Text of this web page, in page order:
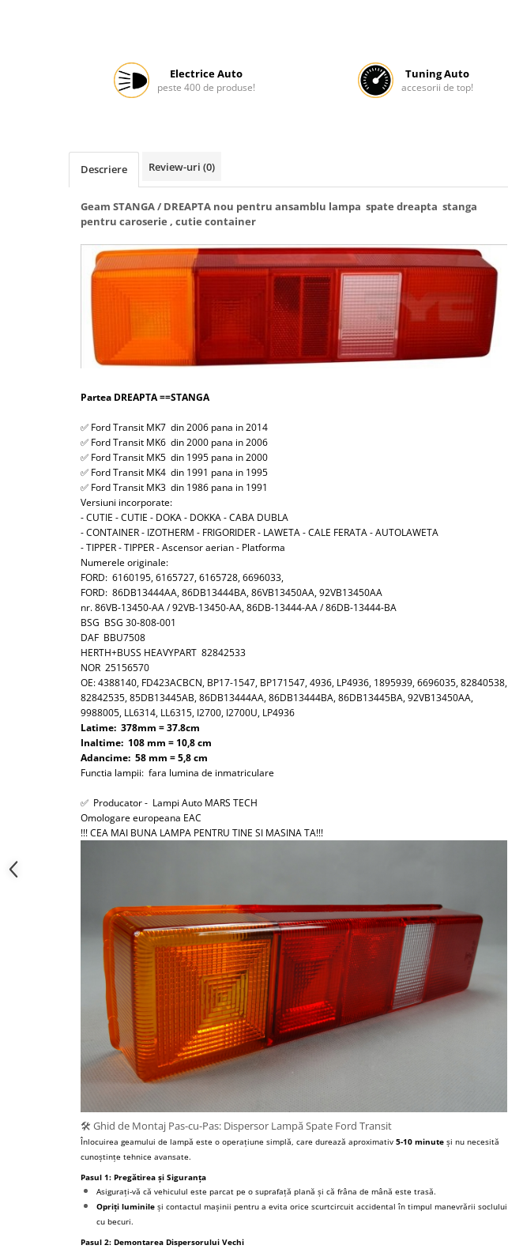
Tunuri de caldura si aeroteme
Utilaje constructie
Electrice Auto
peste 400 de produse!
Tuning Auto
accesorii de top!
Descriere Review-uri (0)
Geam STANGA / DREAPTA nou pentru ansamblu lampa spate dreapta stanga
pentru caroserie , cutie container
Partea DREAPTA ==STANGA
✅ Ford Transit MK7 din 2006 pana in 2014
✅ Ford Transit MK6 din 2000 pana in 2006
✅ Ford Transit MK5 din 1995 pana in 2000
✅ Ford Transit MK4 din 1991 pana in 1995
✅ Ford Transit MK3 din 1986 pana in 1991
Versiuni incorporate:
- CUTIE - CUTIE - DOKA - DOKKA - CABA DUBLA
- CONTAINER - IZOTHERM - FRIGORIDER - LAWETA - CALE FERATA - AUTOLAWETA
- TIPPER - TIPPER - Ascensor aerian - Platforma
Numerele originale:
FORD: 6160195, 6165727, 6165728, 6696033,
FORD: 86DB13444AA, 86DB13444BA, 86VB13450AA, 92VB13450AA
nr. 86VB-13450-AA / 92VB-13450-AA, 86DB-13444-AA / 86DB-13444-BA
BSG BSG 30-808-001
DAF BBU7508
HERTH+BUSS HEAVYPART 82842533
NOR 25156570
OE: 4388140, FD423ACBCN, BP17-1547, BP171547, 4936, LP4936, 1895939, 6696035, 82840538,
82842535, 85DB13445AB, 86DB13444AA, 86DB13444BA, 86DB13445BA, 92VB13450AA,
9988005, LL6314, LL6315, I2700, I2700U, LP4936
Latime: 378mm = 37.8cm
Inaltime: 108 mm = 10,8 cm
Adancime: 58 mm = 5,8 cm
Functia lampii: fara lumina de inmatriculare
✅ Producator - Lampi Auto MARS TECH
Omologare europeana EAC
!!! CEA MAI BUNA LAMPA PENTRU TINE SI MASINA TA!!!
🛠️ Ghid de Montaj Pas-cu-Pas: Dispersor Lampă Spate Ford Transit
Înlocuirea geamului de lampă este o operațiune simplă, care durează aproximativ 5-10 minute și nu necesită
cunoștințe tehnice avansate.
Pasul 1: Pregătirea și Siguranța
Asigurați-vă că vehiculul este parcat pe o suprafață plană și că frâna de mână este trasă.
Opriți luminile și contactul mașinii pentru a evita orice scurtcircuit accidental în timpul manevrării soclului
cu becuri.
Pasul 2: Demontarea Dispersorului Vechi